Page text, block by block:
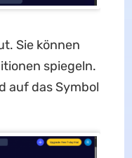
Sie können
spiegeln.
auf das Symbol